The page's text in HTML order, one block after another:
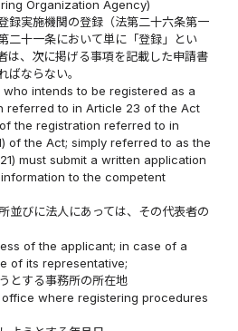
Organization Agency)
録実施機関の登録（法第二十六条第一
二十一条において単に「登録」とい
は、次に掲げる事項を記載した申請書
ばならない。
who intends to be registered as a
referred to in Article 23 of the Act
the registration referred to in
of the Act; simply referred to as the
must submit a written application
to the competent
並びに法人にあっては、その代表者の
of the applicant; in case of a
of its representative;
とする事務所の所在地
where registering procedures